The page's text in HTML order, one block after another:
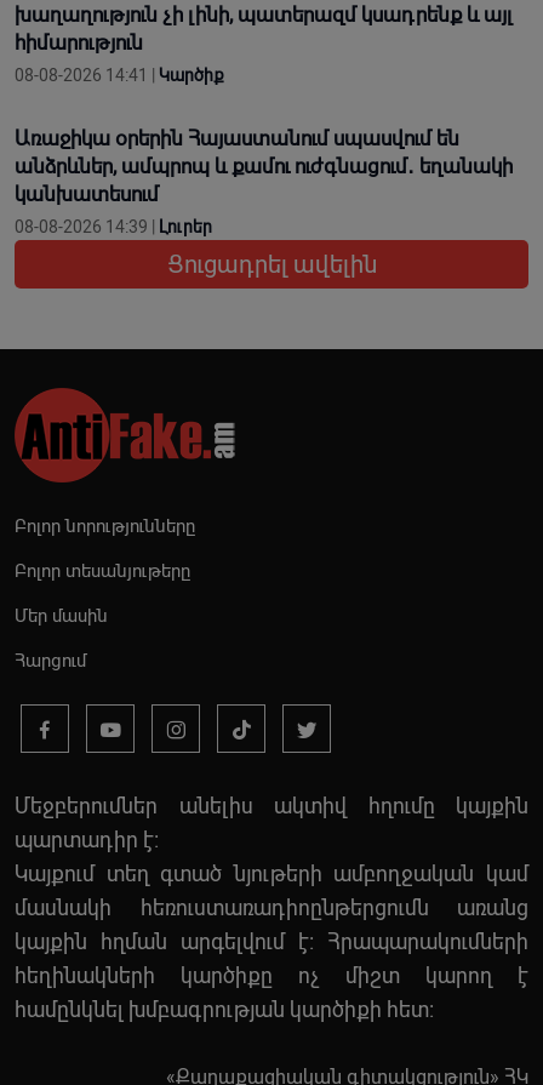
խաղաղություն չի լինի, պատերազմ կuադրենք և այլ
հիմարnւթյուն
08-08-2026 14:41 | Կարծիք
Առաջիկա օրերին Հայաստանում սպասվում են
անձրևներ, ամպրոպ և քամու ուժգնացում․ եղանակի
կանխատեսում
08-08-2026 14:39 | Լուրեր
Ցուցադրել ավելին
Բոլոր նորությունները
Բոլոր տեսանյութերը
Մեր մասին
Հարցում
Մեջբերումներ անելիս ակտիվ հղումը կայքին
պարտադիր է:
Կայքում տեղ գտած նյութերի ամբողջական կամ
մասնակի հեռուստառադիոընթերցումն առանց
կայքին հղման արգելվում է: Հրապարակումների
հեղինակների կարծիքը ոչ միշտ կարող է
համընկնել խմբագրության կարծիքի հետ:
«Քաղաքացիական գիտակցություն» ՀԿ